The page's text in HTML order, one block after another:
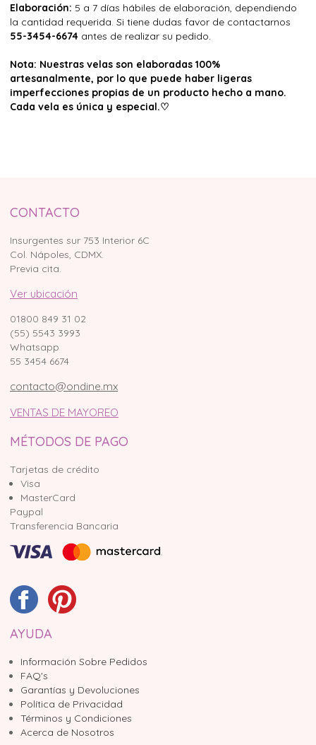
Elaboración: 5 a 7 días hábiles de elaboración, dependiendo
la cantidad requerida. Si tiene dudas favor de contactarnos
55-3454-6674 antes de realizar su pedido.
Nota: Nuestras velas son elaboradas 100%
artesanalmente, por lo que puede haber ligeras
imperfecciones propias de un producto hecho a mano.
Cada vela es única y especial.♡
CONTACTO
Insurgentes sur 753 Interior 6C
Col. Nápoles, CDMX.
Previa cita.
Ver ubicación
01800 849 31 02
(55) 5543 3993
Whatsapp
55 3454 6674
contacto@ondine.mx
VENTAS DE MAYOREO
MÉTODOS DE PAGO
Tarjetas de crédito
Visa
MasterCard
Paypal
Transferencia Bancaria
AYUDA
Información Sobre Pedidos
FAQ's
Garantías y Devoluciones
Política de Privacidad
Términos y Condiciones
Acerca de Nosotros